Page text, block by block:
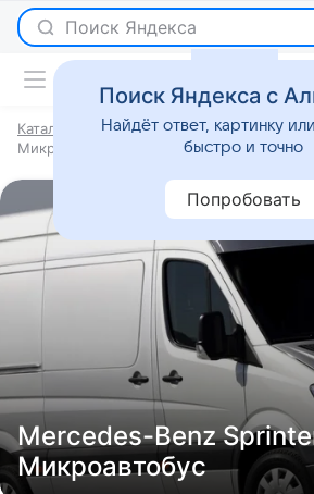
Поиск Яндекса
Каталог Марки Mercedes-Benz Sprinter
Микроавтобус
Mercedes-Benz
Микроавтобус
Поиск Яндекса с
Найдёт ответ, картинку
быстро и точно
Попробовать